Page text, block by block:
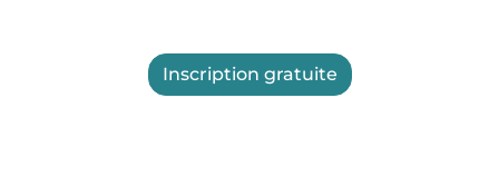
Inscription gratuite